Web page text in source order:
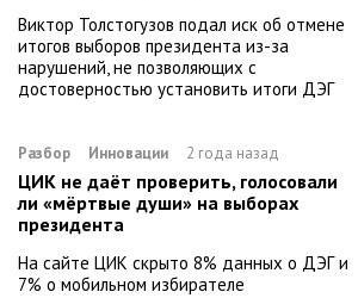
Виктор Толстогузов подал иск об отмене
итогов выборов президента из-за
нарушений, не позволяющих с
достоверностью установить итоги ДЭГ
Разбор Инновации 2 года назад
ЦИК не даёт проверить, голосовали
ли «мёртвые души» на выборах
президента
На сайте ЦИК скрыто 8% данных о ДЭГ и
7% о мобильном избирателе